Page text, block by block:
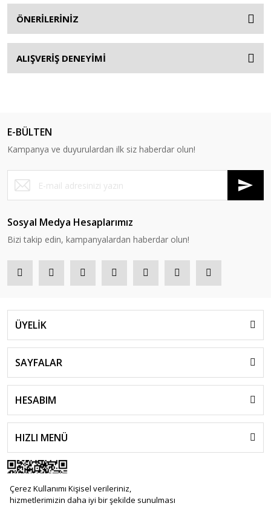
Çerez Kullanımı Kişisel verileriniz,
hizmetlerimizin daha iyi bir şekilde sunulması
ÖNERİLERİNİZ
ALIŞVERİŞ DENEYİMİ
E-BÜLTEN
Kampanya ve duyurulardan ilk siz haberdar olun!
Sosyal Medya Hesaplarımız
Bizi takip edin, kampanyalardan haberdar olun!
ÜYELİK
SAYFALAR
HESABIM
HIZLI MENÜ